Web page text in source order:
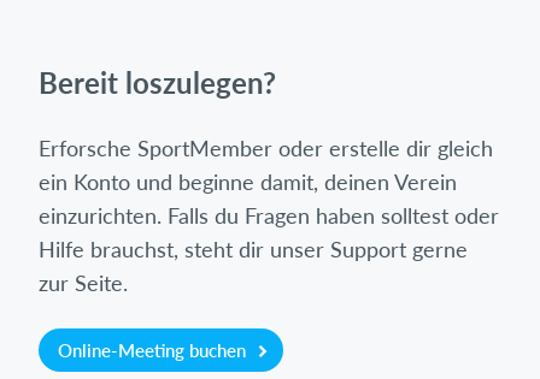
Bereit loszulegen?
Erforsche SportMember oder erstelle dir gleich
ein Konto und beginne damit, deinen Verein
einzurichten. Falls du Fragen haben solltest oder
Hilfe brauchst, steht dir unser Support gerne
zur Seite.
Online-Meeting buchen